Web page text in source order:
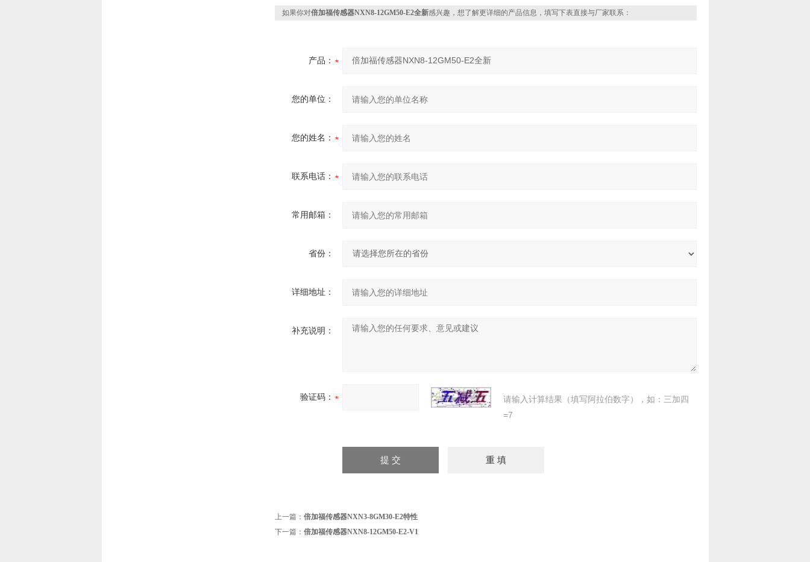
如果你对倍加福传感器NXN8-12GM50-E2全新感兴趣，想了解更详细的产品信息，填写下表直接与厂家联系：
产品：
您的单位：
您的姓名：
联系电话：
常用邮箱：
省份：
详细地址：
补充说明：
验证码：
请输入计算结果（填写阿拉伯数字），如：三加四
=7
上一篇： 倍加福传感器NXN3-8GM30-E2特性
下一篇： 倍加福传感器NXN8-12GM50-E2-V1